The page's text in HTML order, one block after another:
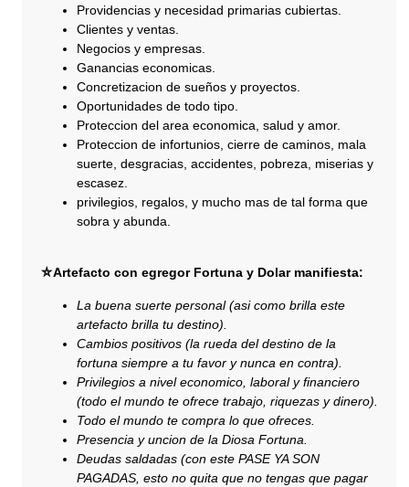
Providencias y necesidad primarias cubiertas.
Clientes y ventas.
Negocios y empresas.
Ganancias economicas.
Concretizacion de sueños y proyectos.
Oportunidades de todo tipo.
Proteccion del area economica, salud y amor.
Proteccion de infortunios, cierre de caminos, mala
suerte, desgracias, accidentes, pobreza, miserias y
escasez.
privilegios, regalos, y mucho mas de tal forma que
sobra y abunda.
⛤Artefacto con egregor Fortuna y Dolar manifiesta:
La buena suerte personal (asi como brilla este
artefacto brilla tu destino).
Cambios positivos (la rueda del destino de la
fortuna siempre a tu favor y nunca en contra).
Privilegios a nivel economico, laboral y financiero
(todo el mundo te ofrece trabajo, riquezas y dinero).
Todo el mundo te compra lo que ofreces.
Presencia y uncion de la Diosa Fortuna.
Deudas saldadas (con este PASE YA SON
PAGADAS, esto no quita que no tengas que pagar